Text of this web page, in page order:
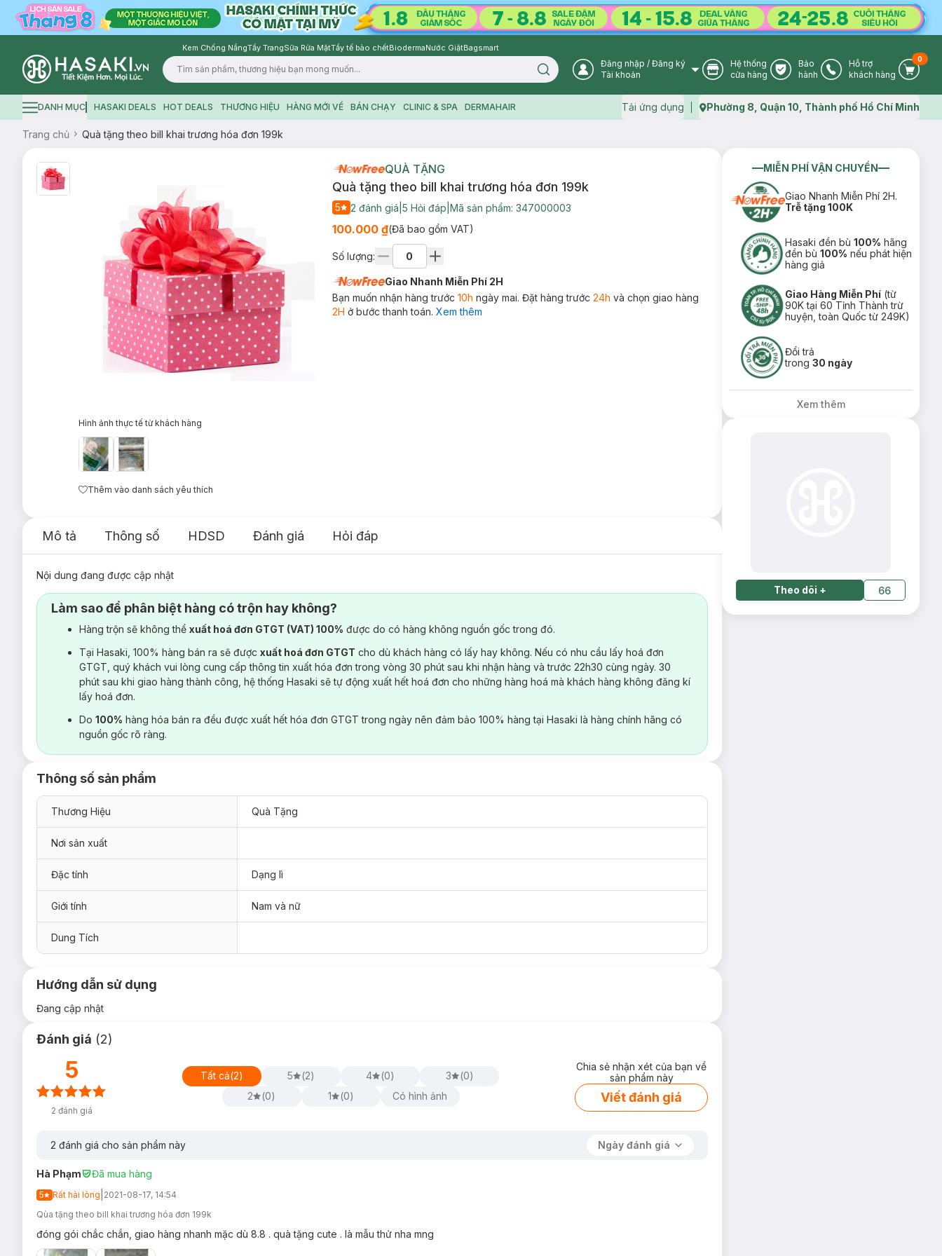
Kem Chống NắngTẩy TrangSữa Rửa MặtTẩy tế bào chếtBiodermaNước GiặtBagsmart
Logo
Search icon User Icon
Đăng nhập / Đăng ký
Tài khoản
Store Icon
Hệ thống
cửa hàng
Warranty Icon
Bảo
hành
Phone Icon
Hỗ trợ
khách hàng
Cart
0
Hamburger icon
DANH MỤC HASAKI DEALS HOT DEALS THƯƠNG HIỆU HÀNG MỚI VỀ BÁN CHẠY CLINIC & SPA DERMAHAIR Tải ứng dụng Map icon
Phường 8, Quận 10, Thành phố Hồ Chí Minh
Trang chủ Quà tặng theo bill khai trương hóa đơn 199k
Hình ảnh thực tế từ khách hàng
Thêm vào danh sách yêu thích
QUÀ TẶNG
Quà tặng theo bill khai trương hóa đơn 199k
5 2 đánh giá 5 Hỏi đáp Mã sản phẩm: 347000003
100.000 ₫(Đã bao gồm VAT)
Số lượng:
Giao Nhanh Miễn Phí 2H
Bạn muốn nhận hàng trước 10h ngày mai. Đặt hàng trước 24h và chọn giao hàng
2H ở bước thanh toán. Xem thêm
Mô tả Thông số HDSD Đánh giá Hỏi đáp
Nội dung đang được cập nhật
Làm sao để phân biệt hàng có trộn hay không?
Hàng trộn sẽ không thể xuất hoá đơn GTGT (VAT) 100% được do có hàng không nguồn gốc trong đó.
Tại Hasaki, 100% hàng bán ra sẽ được xuất hoá đơn GTGT cho dù khách hàng có lấy hay không. Nếu có nhu cầu lấy hoá đơn
GTGT, quý khách vui lòng cung cấp thông tin xuất hóa đơn trong vòng 30 phút sau khi nhận hàng và trước 22h30 cùng ngày. 30
phút sau khi giao hàng thành công, hệ thống Hasaki sẽ tự động xuất hết hoá đơn cho những hàng hoá mà khách hàng không đăng kí
lấy hoá đơn.
Do 100% hàng hóa bán ra đều được xuất hết hóa đơn GTGT trong ngày nên đảm bảo 100% hàng tại Hasaki là hàng chính hãng có
nguồn gốc rõ ràng.
Thông số sản phẩm
Thương Hiệu Quà Tặng
Nơi sản xuất
Đặc tính Dạng lì
Giới tính Nam và nữ
Dung Tích
Hướng dẫn sử dụng
Đang cập nhật
Đánh giá (2)
5
2 đánh giá
Tất cả(2) 5 (2) 4 (0) 3 (0)
2
(0) 1 (0) Có hình ảnh
Chia sẻ nhận xét của bạn về
sản phẩm này
Viết đánh giá
2 đánh giá cho sản phẩm này Ngày đánh giá
Hà Phạm Đã mua hàng
5 Rất hài lòng 2021-08-17, 14:54
Qùa tặng theo bill khai trương hóa đơn 199k
đóng gói chắc chắn, giao hàng nhanh mặc dù 8.8 . quà tặng cute . là mẫu thử nha mng
MIỄN PHÍ VẬN CHUYỂN
Giao Nhanh Miễn Phí 2H.
Trễ tặng 100K
Hasaki đền bù100% hãng
đền bù100% nếu phát hiện
hàng giả
Giao Hàng Miễn Phí (từ
90K tại 60 Tỉnh Thành trừ
huyện, toàn Quốc từ 249K)
Đổi trả
trong30 ngày
Xem thêm
Theo dõi + 66